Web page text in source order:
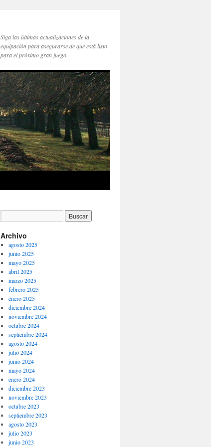
Siga las últimas actualizaciones de la
equipación para asegurarse de que está listo
para el próximo gran juego.
Archivo
agosto 2025
junio 2025
mayo 2025
abril 2025
marzo 2025
febrero 2025
enero 2025
diciembre 2024
noviembre 2024
octubre 2024
septiembre 2024
agosto 2024
julio 2024
junio 2024
mayo 2024
enero 2024
diciembre 2023
noviembre 2023
octubre 2023
septiembre 2023
agosto 2023
julio 2023
junio 2023